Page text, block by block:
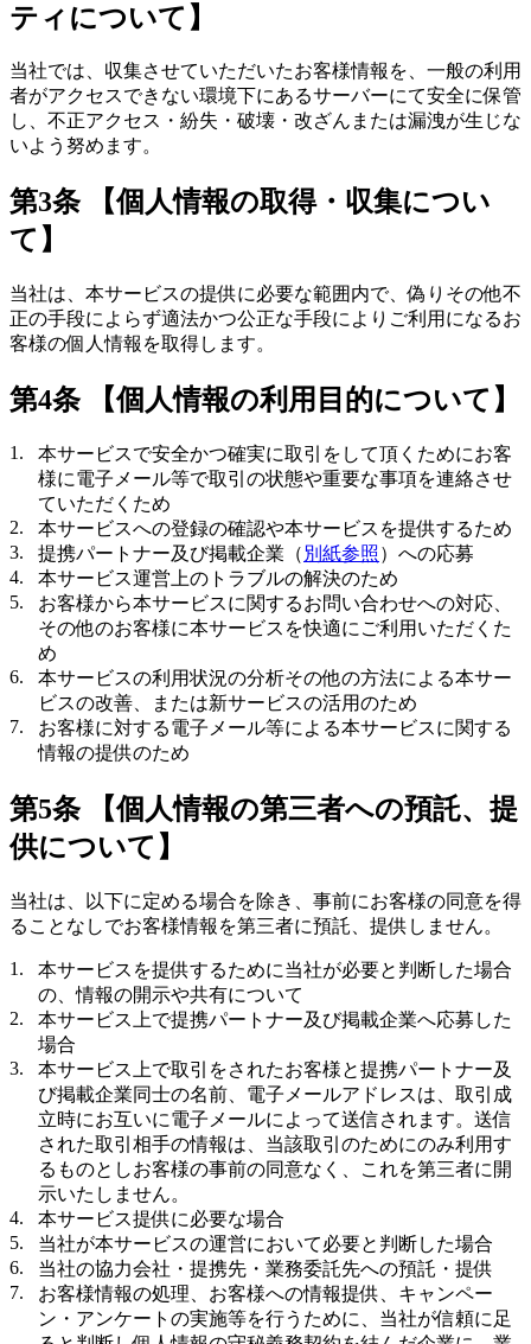
ティについて】
当社では、収集させていただいたお客様情報を、一般の利用
者がアクセスできない環境下にあるサーバーにて安全に保管
し、不正アクセス・紛失・破壊・改ざんまたは漏洩が生じな
いよう努めます。
第3条 【個人情報の取得・収集につい
て】
当社は、本サービスの提供に必要な範囲内で、偽りその他不
正の手段によらず適法かつ公正な手段によりご利用になるお
客様の個人情報を取得します。
第4条 【個人情報の利用目的について】
本サービスで安全かつ確実に取引をして頂くためにお客
様に電子メール等で取引の状態や重要な事項を連絡させ
ていただくため
本サービスへの登録の確認や本サービスを提供するため
提携パートナー及び掲載企業（ 別紙参照）への応募
本サービス運営上のトラブルの解決のため
お客様から本サービスに関するお問い合わせへの対応、
その他のお客様に本サービスを快適にご利用いただくた
め
本サービスの利用状況の分析その他の方法による本サー
ビスの改善、または新サービスの活用のため
お客様に対する電子メール等による本サービスに関する
情報の提供のため
第5条 【個人情報の第三者への預託、提
供について】
当社は、以下に定める場合を除き、事前にお客様の同意を得
ることなしでお客様情報を第三者に預託、提供しません。
本サービスを提供するために当社が必要と判断した場合
の、情報の開示や共有について
本サービス上で提携パートナー及び掲載企業へ応募した
場合
本サービス上で取引をされたお客様と提携パートナー及
び掲載企業同士の名前、電子メールアドレスは、取引成
立時にお互いに電子メールによって送信されます。送信
された取引相手の情報は、当該取引のためにのみ利用す
るものとしお客様の事前の同意なく、これを第三者に開
示いたしません。
本サービス提供に必要な場合
当社が本サービスの運営において必要と判断した場合
当社の協力会社・提携先・業務委託先への預託・提供
お客様情報の処理、お客様への情報提供、キャンペー
ン・アンケートの実施等を行うために、当社が信頼に足